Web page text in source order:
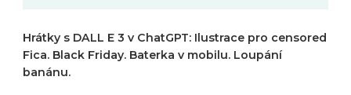
Hrátky s DALL E 3 v ChatGPT: Ilustrace pro censored
Fica. Black Friday. Baterka v mobilu. Loupání
banánu.